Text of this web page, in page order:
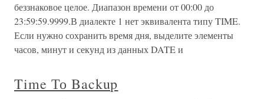
беззнаковое целое. Диапазон времени от 00:00 до
23:59:59.9999.В диалекте 1 нет эквивалента типу TIME.
Если нужно сохранить время дня, выделите элементы
часов, минут и секунд из данных DATE и
Time То Backup